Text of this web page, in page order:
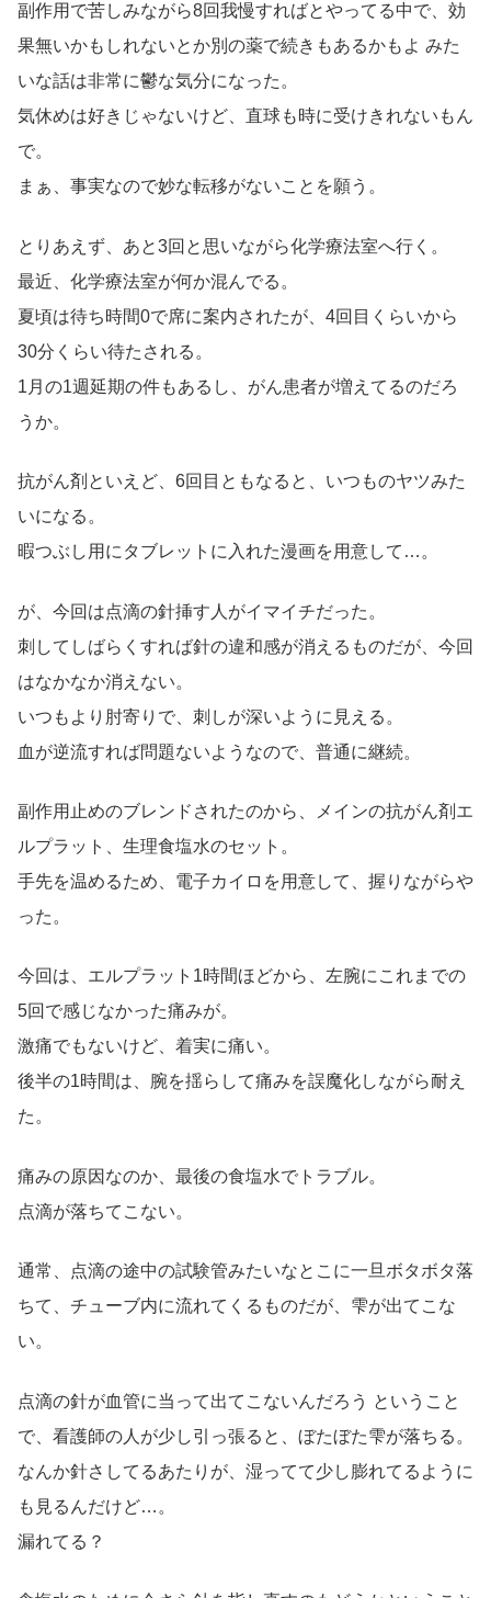
副作用で苦しみながら8回我慢すればとやってる中で、効
果無いかもしれないとか別の薬で続きもあるかもよ みた
いな話は非常に鬱な気分になった。
気休めは好きじゃないけど、直球も時に受けきれないもん
で。
まぁ、事実なので妙な転移がないことを願う。
とりあえず、あと3回と思いながら化学療法室へ行く。
最近、化学療法室が何か混んでる。
夏頃は待ち時間0で席に案内されたが、4回目くらいから
30分くらい待たされる。
1月の1週延期の件もあるし、がん患者が増えてるのだろ
うか。
抗がん剤といえど、6回目ともなると、いつものヤツみた
いになる。
暇つぶし用にタブレットに入れた漫画を用意して…。
が、今回は点滴の針挿す人がイマイチだった。
刺してしばらくすれば針の違和感が消えるものだが、今回
はなかなか消えない。
いつもより肘寄りで、刺しが深いように見える。
血が逆流すれば問題ないようなので、普通に継続。
副作用止めのブレンドされたのから、メインの抗がん剤エ
ルプラット、生理食塩水のセット。
手先を温めるため、電子カイロを用意して、握りながらや
った。
今回は、エルプラット1時間ほどから、左腕にこれまでの
5回で感じなかった痛みが。
激痛でもないけど、着実に痛い。
後半の1時間は、腕を揺らして痛みを誤魔化しながら耐え
た。
痛みの原因なのか、最後の食塩水でトラブル。
点滴が落ちてこない。
通常、点滴の途中の試験管みたいなとこに一旦ボタボタ落
ちて、チューブ内に流れてくるものだが、雫が出てこな
い。
点滴の針が血管に当って出てこないんだろう ということ
で、看護師の人が少し引っ張ると、ぼたぼた雫が落ちる。
なんか針さしてるあたりが、湿ってて少し膨れてるように
も見るんだけど…。
漏れてる？